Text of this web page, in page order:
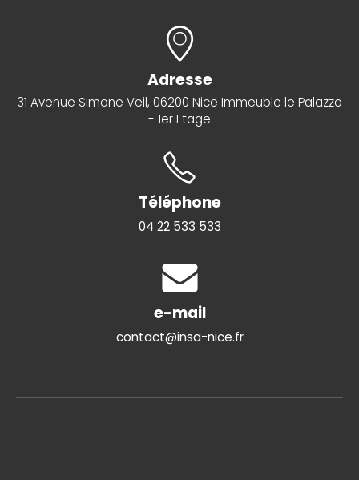
Adresse
31 Avenue Simone Veil, 06200 Nice Immeuble le Palazzo
- 1er Etage
Téléphone
04 22 533 533
e-mail
contact@insa-nice.fr